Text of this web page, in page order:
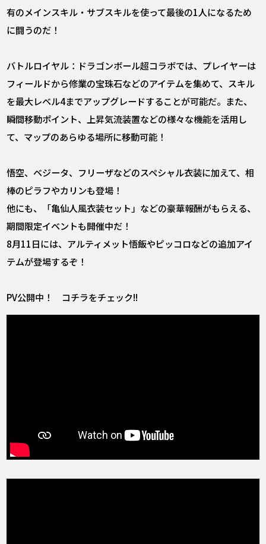
有のメインスキル・サブスキルを使って最後の1人になるため
に闘うのだ！
バトルロイヤル：ドラゴンボール超コラボでは、プレイヤーは
フィールドから修業の宝珠石などのアイテムを集めて、スキル
を最大レベル4までアップグレードすることが可能だ。また、
瞬間移動ポイント、上昇気流装置などの様々な機能を活用し
て、マップのあらゆる場所に移動可能！
悟空、ベジータ、フリーザなどのスペシャル衣装に加えて、相
棒のピラフやカリンも登場！
他にも、「亀仙人風衣装セット」などの豪華報酬がもらえる、
期間限定イベントも開催中だ！
8月11日には、アルティメット悟飯やピッコロなどの追加アイ
テムが登場するぞ！
PV公開中！ コチラをチェック!!